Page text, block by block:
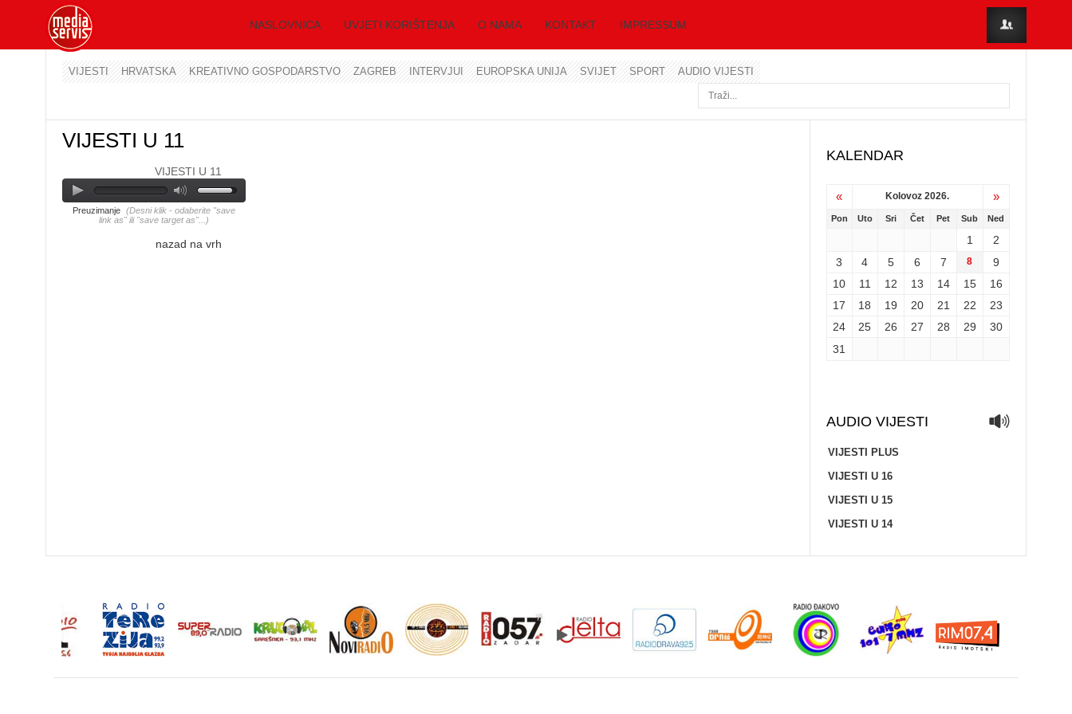
NASLOVNICA UVJETI KORIŠTENJA O NAMA KONTAKT IMPRESSUM
VIJESTI HRVATSKA KREATIVNO GOSPODARSTVO ZAGREB INTERVJUI EUROPSKA UNIJA SVIJET SPORT AUDIO VIJESTI
VIJESTI U 11
VIJESTI U 11
Preuzimanje (Desni klik - odaberite "save
link as" ili "save target as"...)
nazad na vrh
KALENDAR
« Kolovoz 2026. »
Pon Uto Sri Čet Pet Sub Ned
1
2
3
4 5 6 7 8
9
10
11 12 13 14 15
16
17
18 19 20 21 22
23
24
25 26 27 28 29
30
31
AUDIO VIJESTI
VIJESTI PLUS
VIJESTI U 16
VIJESTI U 15
VIJESTI U 14